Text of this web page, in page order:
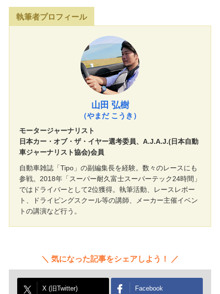
執筆者プロフィール
山田 弘樹
（やまだ こうき）
モータージャーナリスト
日本カー・オブ・ザ・イヤー選考委員、A.J.A.J.(日本自動
車ジャーナリスト協会)会員
自動車雑誌「Tipo」の副編集長を経験。数々のレースにも
参戦。2018年「スーパー耐久富士スーパーテック24時間」
ではドライバーとして2位獲得。執筆活動、レースレポー
ト、ドライビングスクール等の講師、メーカー主催イベン
トの講演など行う。
気になった記事をシェアしよう！
X (旧Twitter) Facebook